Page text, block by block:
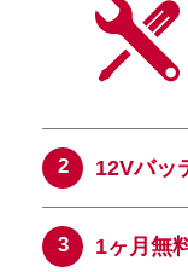
12Vバッ
1ヶ月無